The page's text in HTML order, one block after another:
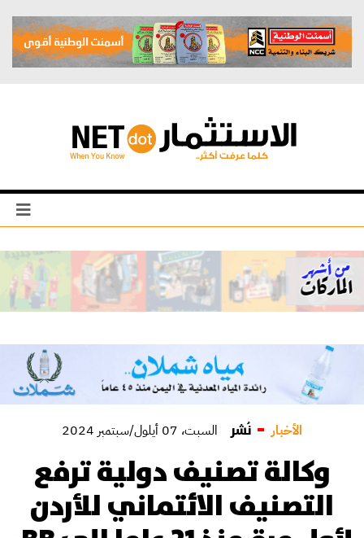
الأخبار نُشر السبت، 07 أيلول/سبتمبر 2024
وكالة تصنيف دولية ترفع
التصنيف الائتماني للأردن